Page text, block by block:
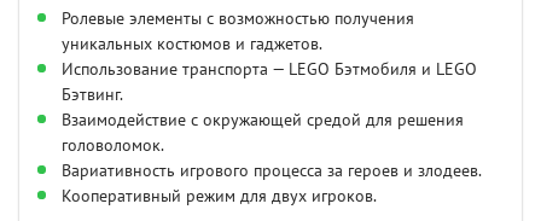
Ролевые элементы с возможностью получения
уникальных костюмов и гаджетов.
Использование транспорта — LEGO Бэтмобиля и LEGO
Бэтвинг.
Взаимодействие с окружающей средой для решения
головоломок.
Вариативность игрового процесса за героев и злодеев.
Кооперативный режим для двух игроков.